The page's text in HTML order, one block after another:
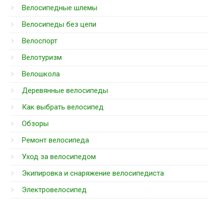
Велосипедные шлемы
Велосипеды без цепи
Велоспорт
Велотуризм
Велошкола
Деревянные велосипеды
Как выбрать велосипед
Обзоры
Ремонт велосипеда
Уход за велосипедом
Экипировка и снаряжение велосипедиста
Электровелосипед